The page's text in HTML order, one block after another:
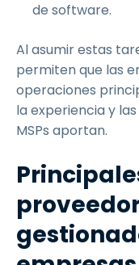
de software.
Al asumir estas
permiten que las
operaciones
la experiencia y
MSPs aportan.